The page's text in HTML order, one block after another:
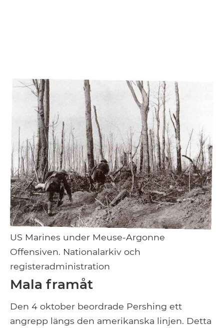
US Marines under Meuse-Argonne
Offensiven. Nationalarkiv och
registeradministration
Mala framåt
Den 4 oktober beordrade Pershing ett
angrepp längs den amerikanska linjen. Detta